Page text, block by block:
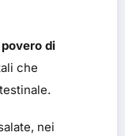
di
che
nei